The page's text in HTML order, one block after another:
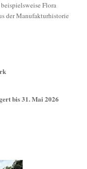
Flora
der Manufakturhistorie
bis 31. Mai 2026